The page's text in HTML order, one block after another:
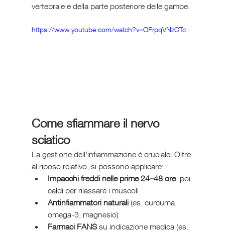
vertebrale e della parte posteriore delle gambe.
https://www.youtube.com/watch?v=OFrpqVNzCTc
Come sfiammare il nervo
sciatico
La gestione dell’infiammazione è cruciale. Oltre
al riposo relativo, si possono applicare:
Impacchi freddi nelle prime 24–48 ore, poi
caldi per rilassare i muscoli
Antinfiammatori naturali (es. curcuma,
omega-3, magnesio)
Farmaci FANS su indicazione medica (es.